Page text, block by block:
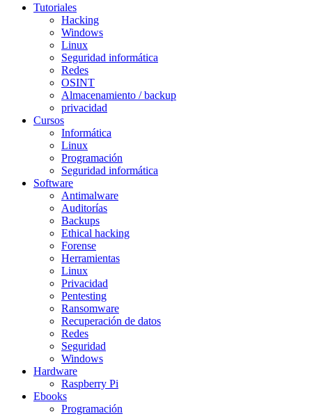
Tutoriales
Hacking
Windows
Linux
Seguridad informática
Redes
OSINT
Almacenamiento / backup
privacidad
Cursos
Informática
Linux
Programación
Seguridad informática
Software
Antimalware
Auditorías
Backups
Ethical hacking
Forense
Herramientas
Linux
Privacidad
Pentesting
Ransomware
Recuperación de datos
Redes
Seguridad
Windows
Hardware
Raspberry Pi
Ebooks
Programación